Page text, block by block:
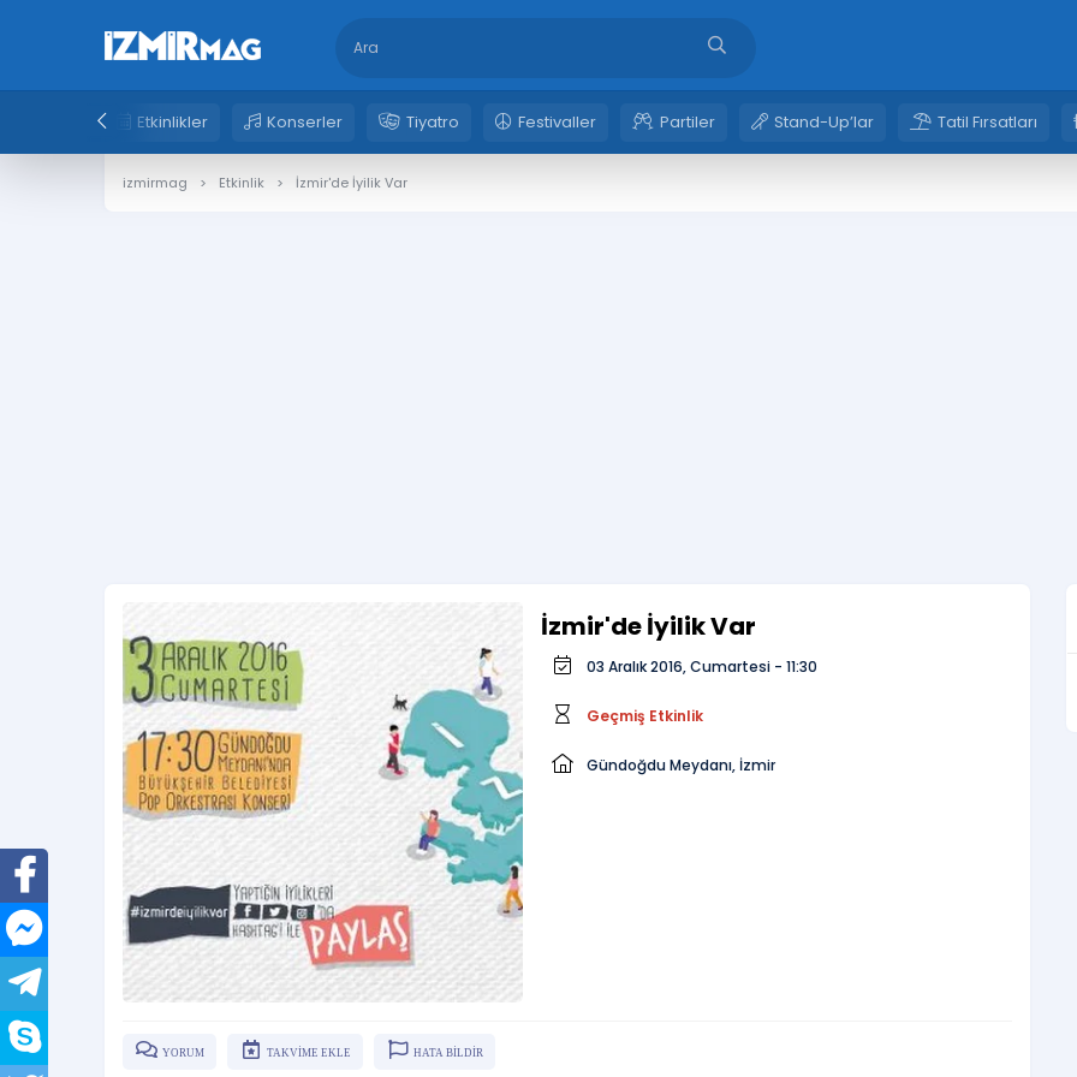
Etkinlikler Konserler Tiyatro Festivaller Partiler Stand-Up’lar Tatil Fırsatları
izmirmag Etkinlik İzmir'de İyilik Var
İzmir'de İyilik Var
03 Aralık 2016, Cumartesi - 11:30
Geçmiş Etkinlik
Gündoğdu Meydanı, İzmir
YORUM TAKVİME EKLE HATA BİLDİR